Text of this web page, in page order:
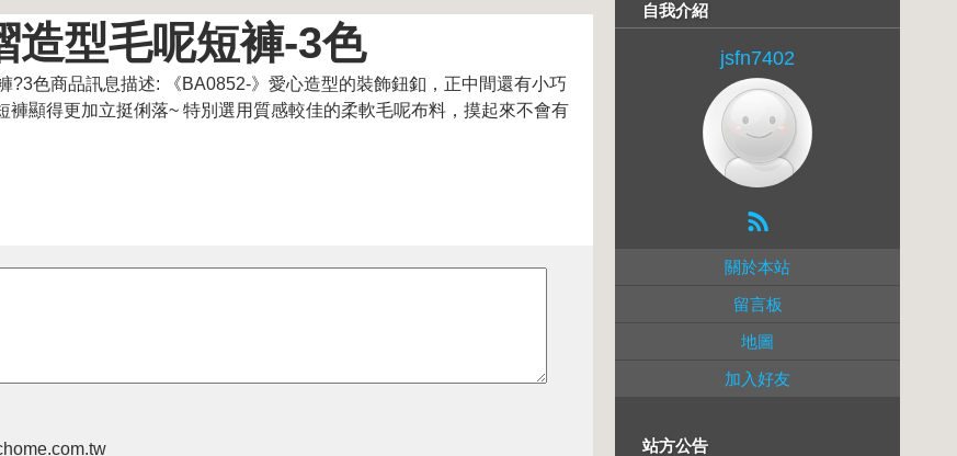
造型毛呢短褲-3色
色商品訊息描述: 《BA0852-》愛心造型的裝飾鈕釦，正中間還有小巧
顯得更加立挺俐落~ 特別選用質感較佳的柔軟毛呢布料，摸起來不會有
自我介紹
jsfn7402
關於本站
留言板
地圖
加入好友
站方公告